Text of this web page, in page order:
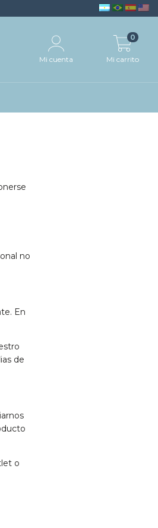
Mi cuenta Mi carrito
0
no
En
de
o